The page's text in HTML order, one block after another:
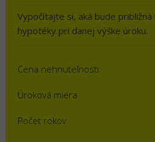
Vypočítajte si, aká bude približná
hypotéky pri danej výške úroku.
Cena nehnuteľnosti
Úroková miera
Počet rokov